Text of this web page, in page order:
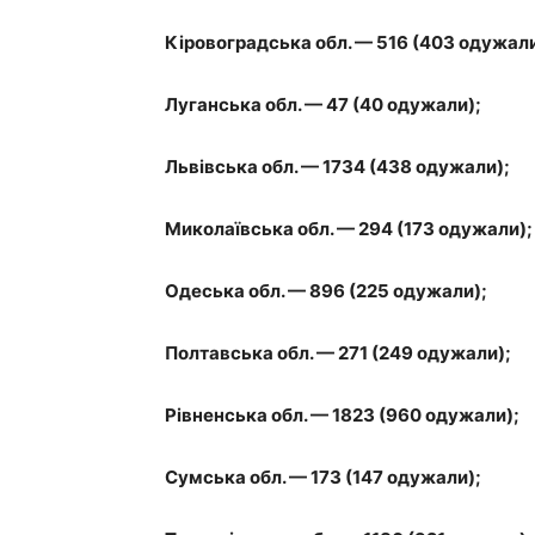
Кіровоградська обл. — 516 (403
Луганська обл. — 47 (40 одужали);
Львівська обл. — 1734 (438 одужали);
Миколаївська обл. — 294 (173 одужали);
Одеська обл. — 896 (225 одужали);
Полтавська обл. — 271 (249 одужали);
Рівненська обл. — 1823 (960 одужали);
Сумська обл. — 173 (147 одужали);